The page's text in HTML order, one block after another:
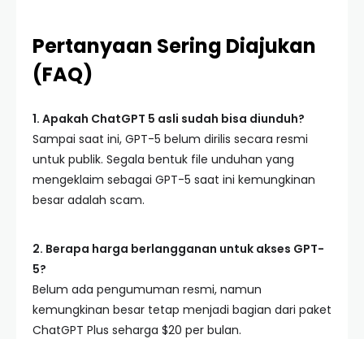
Pertanyaan Sering Diajukan
(FAQ)
1. Apakah ChatGPT 5 asli sudah bisa diunduh?
Sampai saat ini, GPT-5 belum dirilis secara resmi
untuk publik. Segala bentuk file unduhan yang
mengeklaim sebagai GPT-5 saat ini kemungkinan
besar adalah scam.
2. Berapa harga berlangganan untuk akses GPT-
5?
Belum ada pengumuman resmi, namun
kemungkinan besar tetap menjadi bagian dari paket
ChatGPT Plus seharga $20 per bulan.